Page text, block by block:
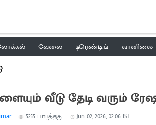
வேலை டிரெண்டிங் வானிலை
வீடு தேடி வரும்
5255 பார்த்தது Jun 02, 2026, 02:06 IST